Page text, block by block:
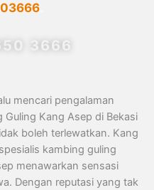
3666
mencari pengalaman
Kang Asep di Bekasi
boleh terlewatkan. Kang
kambing guling
menawarkan sensasi
Dengan reputasi yang tak